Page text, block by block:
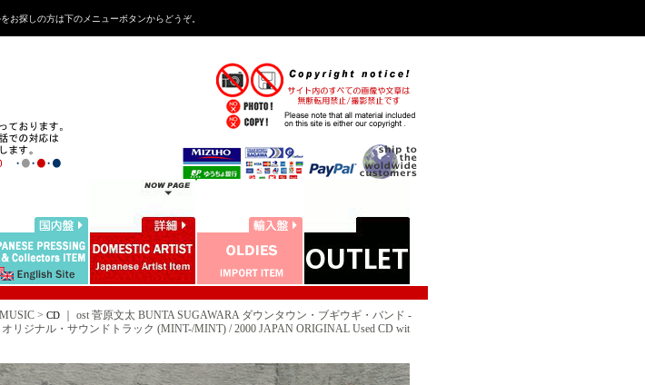
お探しの方は下のメニューボタンからどうぞ。
> CD｜ ost 菅原文太 BUNTA SUGAWARA ダウンタウン・ブギウギ・バンド -
リジナル・サウンドトラック (MINT-/MINT) / 2000 JAPAN ORIGINAL Used CD wit